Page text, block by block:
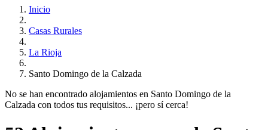
Inicio
Casas Rurales
La Rioja
Santo Domingo de la Calzada
No se han encontrado alojamientos en Santo Domingo de la
Calzada con todos tus requisitos... ¡pero sí cerca!